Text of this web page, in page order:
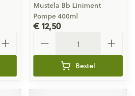
Mustela Bb Liniment
Pompe 400ml
€ 12,50
Bestel